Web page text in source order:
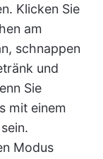
Klicken Sie
am
schnappen
und
Sie
mit einem
Modus